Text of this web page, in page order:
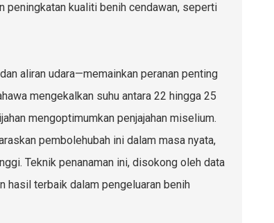
peningkatan kualiti benih cendawan, seperti
aliran udara—memainkan peranan penting
mengekalkan suhu antara 22 hingga 25
mengoptimumkan penjajahan miselium.
pembolehubah ini dalam masa nyata,
Teknik penanaman ini, disokong oleh data
hasil terbaik dalam pengeluaran benih